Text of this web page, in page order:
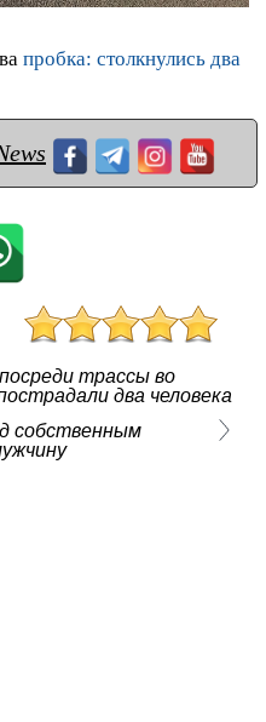
пробка: столкнулись два
трассы во
два человека
собственным